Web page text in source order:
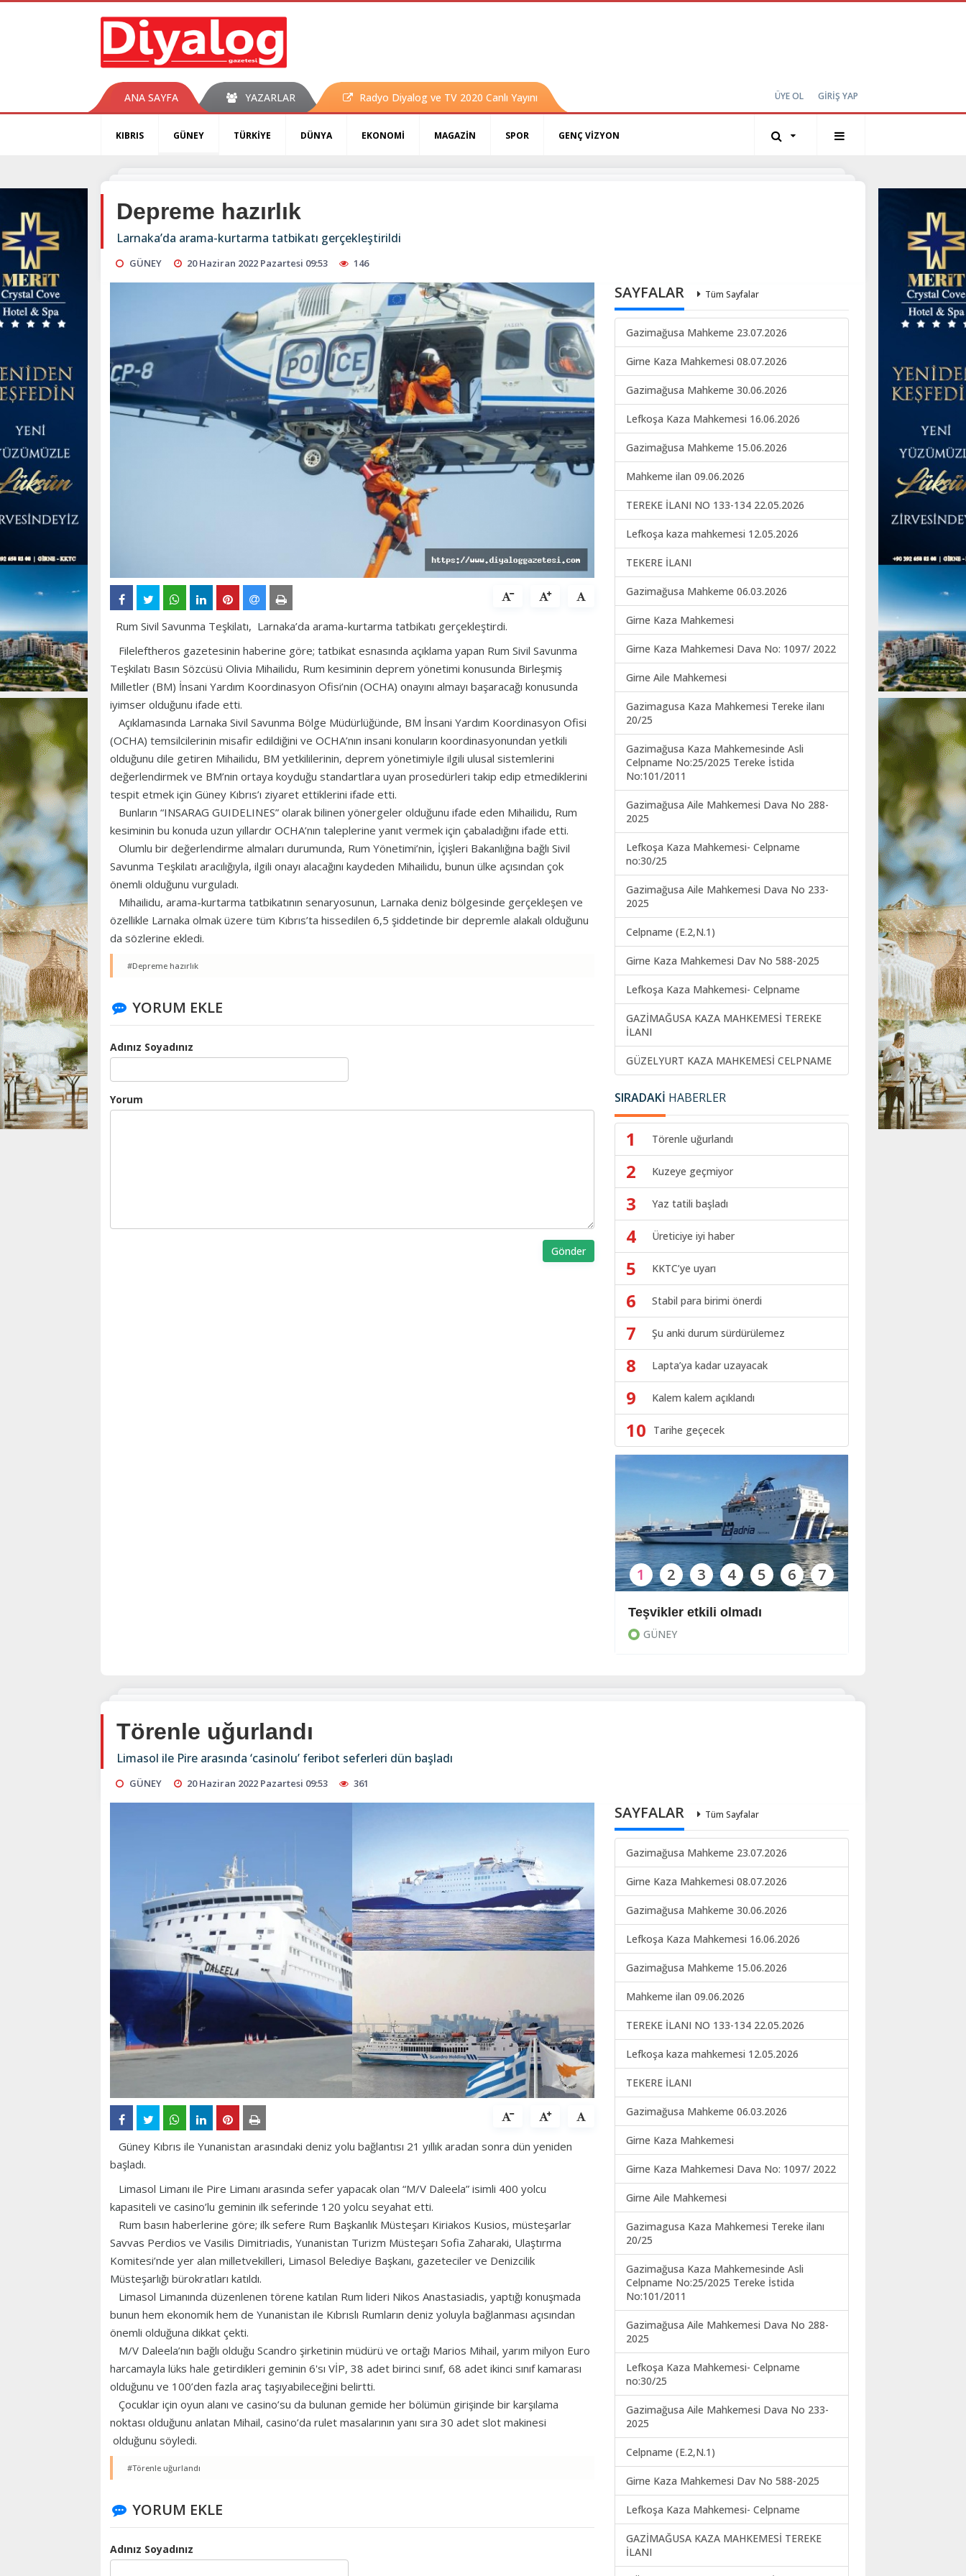
ANA SAYFA YAZARLAR Radyo Diyalog ve TV 2020 Canlı Yayını ÜYE OL GİRİŞ YAP
KIBRIS GÜNEY TÜRKİYE DÜNYA EKONOMİ MAGAZİN SPOR GENÇ VİZYON
Depreme hazırlık
Larnaka’da arama-kurtarma tatbikatı gerçekleştirildi
GÜNEY 20 Haziran 2022 Pazartesi 09:53 146
Rum Sivil Savunma Teşkilatı, Larnaka’da arama-kurtarma tatbikatı gerçekleştirdi.
Fileleftheros gazetesinin haberine göre; tatbikat esnasında açıklama yapan Rum Sivil Savunma
Teşkilatı Basın Sözcüsü Olivia Mihailidu, Rum kesiminin deprem yönetimi konusunda Birleşmiş
Milletler (BM) İnsani Yardım Koordinasyon Ofisi’nin (OCHA) onayını almayı başaracağı konusunda
iyimser olduğunu ifade etti.
Açıklamasında Larnaka Sivil Savunma Bölge Müdürlüğünde, BM İnsani Yardım Koordinasyon Ofisi
(OCHA) temsilcilerinin misafir edildiğini ve OCHA’nın insani konuların koordinasyonundan yetkili
olduğunu dile getiren Mihailidu, BM yetkililerinin, deprem yönetimiyle ilgili ulusal sistemlerini
değerlendirmek ve BM’nin ortaya koyduğu standartlara uyan prosedürleri takip edip etmediklerini
tespit etmek için Güney Kıbrıs’ı ziyaret ettiklerini ifade etti.
Bunların “INSARAG GUIDELINES” olarak bilinen yönergeler olduğunu ifade eden Mihailidu, Rum
kesiminin bu konuda uzun yıllardır OCHA’nın taleplerine yanıt vermek için çabaladığını ifade etti.
Olumlu bir değerlendirme almaları durumunda, Rum Yönetimi’nin, İçişleri Bakanlığına bağlı Sivil
Savunma Teşkilatı aracılığıyla, ilgili onayı alacağını kaydeden Mihailidu, bunun ülke açısından çok
önemli olduğunu vurguladı.
Mihailidu, arama-kurtarma tatbikatının senaryosunun, Larnaka deniz bölgesinde gerçekleşen ve
özellikle Larnaka olmak üzere tüm Kıbrıs’ta hissedilen 6,5 şiddetinde bir depremle alakalı olduğunu
da sözlerine ekledi.
#Depreme hazırlık
YORUM EKLE
Adınız Soyadınız
Yorum
Gönder
SAYFALAR Tüm Sayfalar
Gazimağusa Mahkeme 23.07.2026
Girne Kaza Mahkemesi 08.07.2026
Gazimağusa Mahkeme 30.06.2026
Lefkoşa Kaza Mahkemesi 16.06.2026
Gazimağusa Mahkeme 15.06.2026
Mahkeme ilan 09.06.2026
TEREKE İLANI NO 133-134 22.05.2026
Lefkoşa kaza mahkemesi 12.05.2026
TEKERE İLANI
Gazimağusa Mahkeme 06.03.2026
Girne Kaza Mahkemesi
Girne Kaza Mahkemesi Dava No: 1097/ 2022
Girne Aile Mahkemesi
Gazimagusa Kaza Mahkemesi Tereke ilanı
20/25
Gazimağusa Kaza Mahkemesinde Asli
Celpname No:25/2025 Tereke İstida
No:101/2011
Gazimağusa Aile Mahkemesi Dava No 288-
2025
Lefkoşa Kaza Mahkemesi- Celpname
no:30/25
Gazimağusa Aile Mahkemesi Dava No 233-
2025
Celpname (E.2,N.1)
Girne Kaza Mahkemesi Dav No 588-2025
Lefkoşa Kaza Mahkemesi- Celpname
GAZİMAĞUSA KAZA MAHKEMESİ TEREKE
İLANI
GÜZELYURT KAZA MAHKEMESİ CELPNAME
SIRADAKİ HABERLER
1 Törenle uğurlandı
2 Kuzeye geçmiyor
3 Yaz tatili başladı
4 Üreticiye iyi haber
5 KKTC’ye uyarı
6 Stabil para birimi önerdi
7 Şu anki durum sürdürülemez
8 Lapta’ya kadar uzayacak
9 Kalem kalem açıklandı
10 Tarihe geçecek
Teşvikler etkili olmadı
GÜNEY
1 2 3 4 5 6 7
Törenle uğurlandı
Limasol ile Pire arasında ‘casinolu’ feribot seferleri dün başladı
GÜNEY 20 Haziran 2022 Pazartesi 09:53 361
Güney Kıbrıs ile Yunanistan arasındaki deniz yolu bağlantısı 21 yıllık aradan sonra dün yeniden
başladı.
Limasol Limanı ile Pire Limanı arasında sefer yapacak olan “M/V Daleela” isimli 400 yolcu
kapasiteli ve casino’lu geminin ilk seferinde 120 yolcu seyahat etti.
Rum basın haberlerine göre; ilk sefere Rum Başkanlık Müsteşarı Kiriakos Kusios, müsteşarlar
Savvas Perdios ve Vasilis Dimitriadis, Yunanistan Turizm Müsteşarı Sofia Zaharaki, Ulaştırma
Komitesi’nde yer alan milletvekilleri, Limasol Belediye Başkanı, gazeteciler ve Denizcilik
Müsteşarlığı bürokratları katıldı.
Limasol Limanında düzenlenen törene katılan Rum lideri Nikos Anastasiadis, yaptığı konuşmada
bunun hem ekonomik hem de Yunanistan ile Kıbrıslı Rumların deniz yoluyla bağlanması açısından
önemli olduğuna dikkat çekti.
M/V Daleela’nın bağlı olduğu Scandro şirketinin müdürü ve ortağı Marios Mihail, yarım milyon Euro
harcamayla lüks hale getirdikleri geminin 6'sı VİP, 38 adet birinci sınıf, 68 adet ikinci sınıf kamarası
olduğunu ve 100’den fazla araç taşıyabileceğini belirtti.
Çocuklar için oyun alanı ve casino’su da bulunan gemide her bölümün girişinde bir karşılama
noktası olduğunu anlatan Mihail, casino’da rulet masalarının yanı sıra 30 adet slot makinesi
olduğunu söyledi.
#Törenle uğurlandı
YORUM EKLE
Adınız Soyadınız
SAYFALAR Tüm Sayfalar
Gazimağusa Mahkeme 23.07.2026
Girne Kaza Mahkemesi 08.07.2026
Gazimağusa Mahkeme 30.06.2026
Lefkoşa Kaza Mahkemesi 16.06.2026
Gazimağusa Mahkeme 15.06.2026
Mahkeme ilan 09.06.2026
TEREKE İLANI NO 133-134 22.05.2026
Lefkoşa kaza mahkemesi 12.05.2026
TEKERE İLANI
Gazimağusa Mahkeme 06.03.2026
Girne Kaza Mahkemesi
Girne Kaza Mahkemesi Dava No: 1097/ 2022
Girne Aile Mahkemesi
Gazimagusa Kaza Mahkemesi Tereke ilanı
20/25
Gazimağusa Kaza Mahkemesinde Asli
Celpname No:25/2025 Tereke İstida
No:101/2011
Gazimağusa Aile Mahkemesi Dava No 288-
2025
Lefkoşa Kaza Mahkemesi- Celpname
no:30/25
Gazimağusa Aile Mahkemesi Dava No 233-
2025
Celpname (E.2,N.1)
Girne Kaza Mahkemesi Dav No 588-2025
Lefkoşa Kaza Mahkemesi- Celpname
GAZİMAĞUSA KAZA MAHKEMESİ TEREKE
İLANI